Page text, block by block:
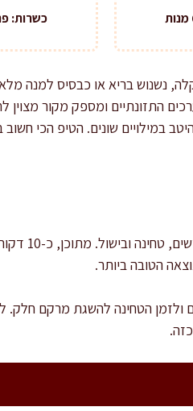
כשרות:
נשנוש בריא או כבסיס למנה
התזונתיים ומספק מקור מצוין
במילויים שונים. הטיפ הכי
זמן
הטובה ביותר.
ולזמן הטחינה להשגת מרקם חלק.